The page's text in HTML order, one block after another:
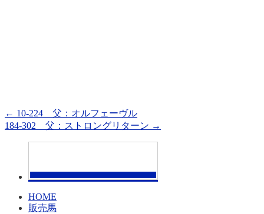
← 10-224 父：オルフェーヴル
184-302 父：ストロングリターン →
HOME
販売馬